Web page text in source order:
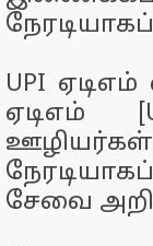
UPI
ஏடிஎம்
சேவை